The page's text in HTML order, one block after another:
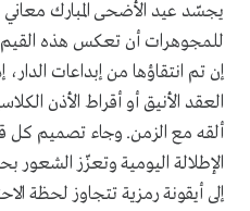
يجسّد عيد الأضحى المبارك معاني
للمجوهرات أن تعكس هذه
إن تم انتقاؤها من إبداعات
العقد الأنيق أو أقراط الأذن
ألقه مع الزمن. وجاء تصميم
الإطلالة اليومية وتعزّز الشعور
إلى أيقونة رمزية تتجاوز لحظة